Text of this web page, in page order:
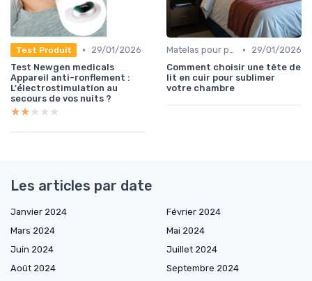
Test Produit •
29/01/2026
Test Newgen medicals
Appareil anti-ronflement :
L'électrostimulation au
secours de vos nuits ?
★★★★★
★★★★★
Matelas pour problèmes de dos •
29/01/2026
Comment choisir une tête de
lit en cuir pour sublimer
votre chambre
Les articles par date
Janvier 2024
Février 2024
Mars 2024
Mai 2024
Juin 2024
Juillet 2024
Août 2024
Septembre 2024